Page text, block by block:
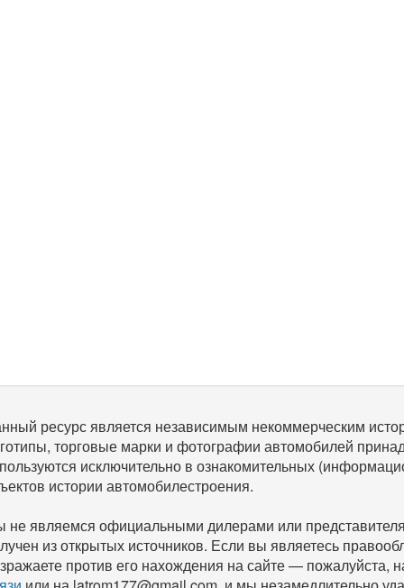
ресурс является независимым некоммерческим
торговые марки и фотографии автомобилей
исключительно в ознакомительных
истории автомобилестроения.
не являемся официальными дилерами или
из открытых источников. Если вы являетесь
против его нахождения на сайте — пожалуйста,